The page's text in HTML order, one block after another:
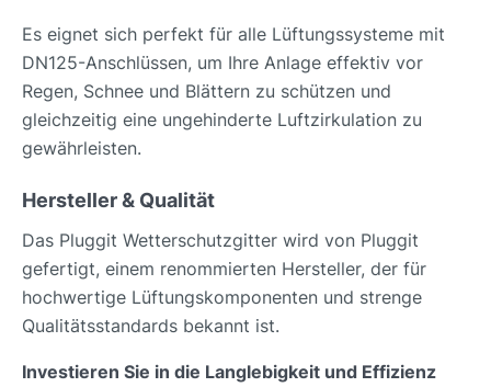
Es eignet sich perfekt für alle Lüftungssysteme mit
DN125-Anschlüssen, um Ihre Anlage effektiv vor
Regen, Schnee und Blättern zu schützen und
gleichzeitig eine ungehinderte Luftzirkulation zu
gewährleisten.
Hersteller & Qualität
Das Pluggit Wetterschutzgitter wird von Pluggit
gefertigt, einem renommierten Hersteller, der für
hochwertige Lüftungskomponenten und strenge
Qualitätsstandards bekannt ist.
Investieren Sie in die Langlebigkeit und Effizienz